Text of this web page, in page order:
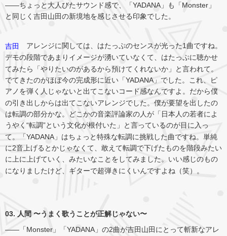
――ちょっと大人びたサウンド感で、「YADANA」も「Monster」
と同じく吉田山田の新境地を感じさせる印象でした。
吉田
アレンジに関しては、はたっぷのセンスが光った1曲ですね。
デモの段階であまりイメージが湧いていなくて、はたっぷに聴かせ
てみたら「やりたいのがあるから預けてくれないか」と言われて。
でてきたのがほぼ今の完成形に近い「YADANA」でした。これ、ピ
アノを弾く人じゃないと出てこないコード感なんですよ。だから僕
の引き出しからは出てこないアレンジでした。僕が要望を出したの
は転調の部分かな。どこかの音楽評論家の人が「日本人の若者によ
うやく“転調”という文化が根付いた」と言っているのが目に入っ
て。「YADANA」はちょっと特殊な転調に挑戦した曲ですね。単純
に2音上げるとかじゃなくて、敢えて転調で下げたものを階段みたい
に上に上げていく、みたいなことをしてみました。いい感じのもの
になりましたけど、ギターで超弾きにくいんですよね（笑）。
03. 人間 〜うまく歌うことが正解じゃない〜
――「Monster」「YADANA」の2曲が吉田山田にとって斬新なアレ